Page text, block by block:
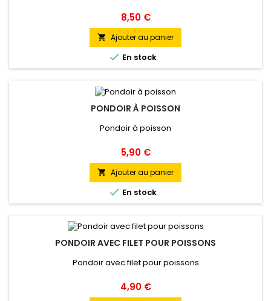
Prix
8,50 €
 Ajouter au panier
 En stock
PONDOIR À POISSON
Pondoir à poisson
Prix
5,90 €
 Ajouter au panier
 En stock
PONDOIR AVEC FILET POUR POISSONS
Pondoir avec filet pour poissons
Prix
4,90 €